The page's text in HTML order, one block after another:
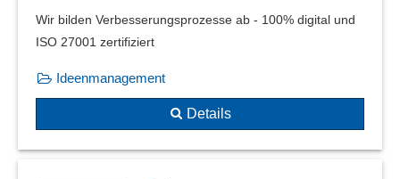
Wir bilden Verbesserungsprozesse ab - 100% digital und
ISO 27001 zertifiziert
Ideenmanagement
Details